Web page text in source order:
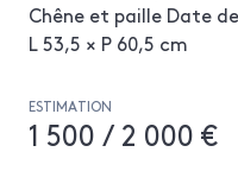
Chêne et paille Date
L 53,5 × P 60,5 cm
ESTIMATION
1 500 / 2 000 €